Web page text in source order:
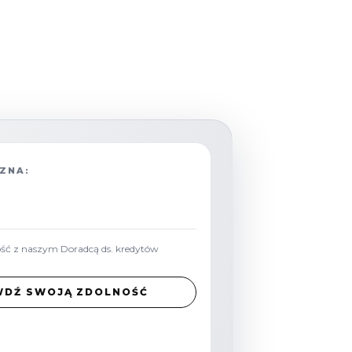
z naszym Doradcą ds. kredytów
SWOJĄ ZDOLNOŚĆ